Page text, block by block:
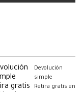
Devolución
simple
Retira gratis en